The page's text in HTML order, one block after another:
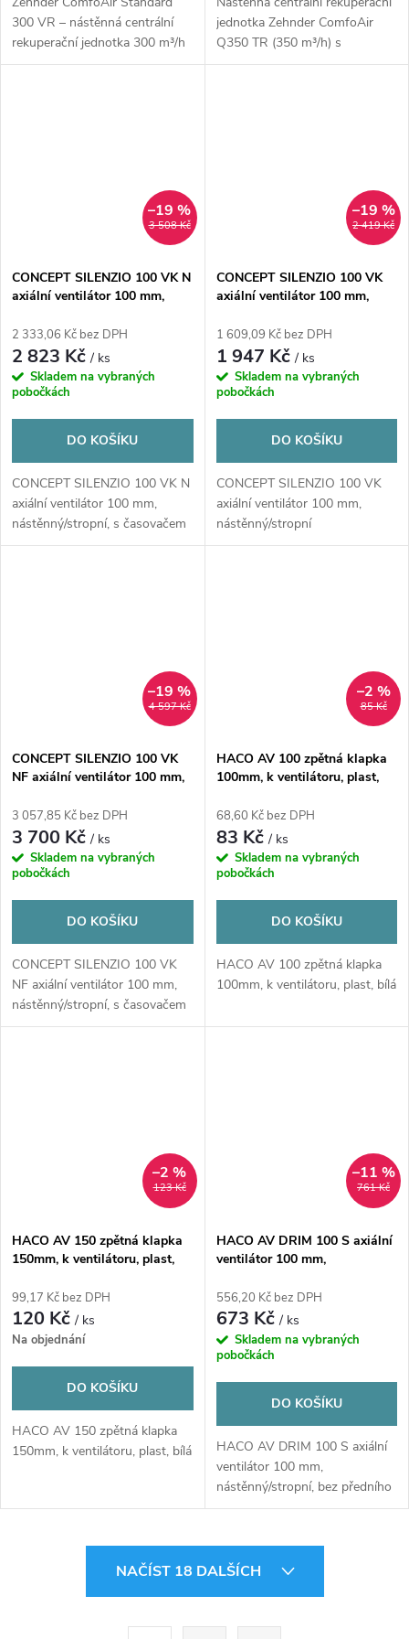
300 VR – nástěnná centrální
rekuperační jednotka 300 m³/h
pro úsporné a...
jednotka Zehnder ComfoAir
Q350 TR (350 m³/h) s
entalpickým...
3 508 Kč
–19 %
CONCEPT SILENZIO 100 VK N
axiální ventilátor 100 mm,
2 333,06 Kč bez DPH
2 823 Kč/ ks
Skladem na vybraných
pobočkách
DO KOŠÍKU
CONCEPT SILENZIO 100 VK N
axiální ventilátor 100 mm,
nástěnný/stropní, s časovačem
2 419 Kč
–19 %
CONCEPT SILENZIO 100 VK
axiální ventilátor 100 mm,
1 609,09 Kč bez DPH
1 947 Kč/ ks
Skladem na vybraných
pobočkách
DO KOŠÍKU
CONCEPT SILENZIO 100 VK
axiální ventilátor 100 mm,
nástěnný/stropní
4 597 Kč
–19 %
CONCEPT SILENZIO 100 VK
NF axiální ventilátor 100 mm,
a čidlem vlhkosti
3 057,85 Kč bez DPH
3 700 Kč/ ks
Skladem na vybraných
pobočkách
DO KOŠÍKU
CONCEPT SILENZIO 100 VK
NF axiální ventilátor 100 mm,
nástěnný/stropní, s časovačem
a čidlem...
85 Kč
–2 %
HACO AV 100 zpětná klapka
100mm, k ventilátoru, plast,
68,60 Kč bez DPH
83 Kč/ ks
Skladem na vybraných
pobočkách
DO KOŠÍKU
HACO AV 100 zpětná klapka
100mm, k ventilátoru, plast, bílá
123 Kč
–2 %
HACO AV 150 zpětná klapka
150mm, k ventilátoru, plast,
99,17 Kč bez DPH
120 Kč/ ks
Na objednání
DO KOŠÍKU
HACO AV 150 zpětná klapka
150mm, k ventilátoru, plast, bílá
761 Kč
–11 %
HACO AV DRIM 100 S axiální
ventilátor 100 mm,
panelu
556,20 Kč bez DPH
673 Kč/ ks
Skladem na vybraných
pobočkách
DO KOŠÍKU
HACO AV DRIM 100 S axiální
ventilátor 100 mm,
nástěnný/stropní, bez předního
panelu
NAČÍST 18 DALŠÍCH